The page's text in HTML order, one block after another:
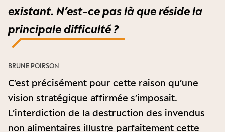
existant. N’est-ce pas là que réside la
principale difficulté ?
C’est précisément pour cette raison qu’une
vision stratégique affirmée s’imposait.
L’interdiction de la destruction des invendus
non alimentaires illustre parfaitement cette
BRUNE POIRSON